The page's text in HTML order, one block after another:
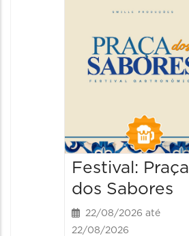
Festival: Praça
dos Sabores
22/08/2026 até
22/08/2026